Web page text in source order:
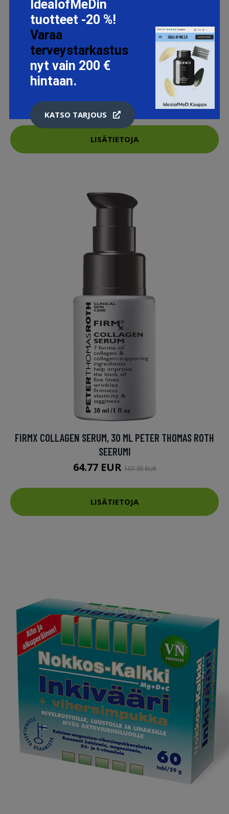
COLLAGEN NUTRITION CREAM, 2 PCS IT'S SKIN
SILMÄNYMPÄRYSVOITEET
22 EUR 27.5 EUR
LISÄTIETOJA
FIRMX COLLAGEN SERUM, 30 ML PETER THOMAS ROTH
SEERUMI
64.77 EUR107.95 EUR
LISÄTIETOJA
IdealofMeDin
tuotteet -20 %!
Varaa
terveystarkastus
nyt vain 200 €
hintaan.
KATSO TARJOUS